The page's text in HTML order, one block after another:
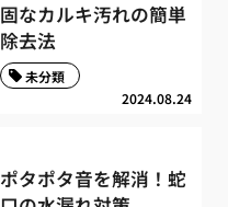
固なカルキ汚れの簡単
除去法
2024.08.24
未分類
ポタポタ音を解消！蛇